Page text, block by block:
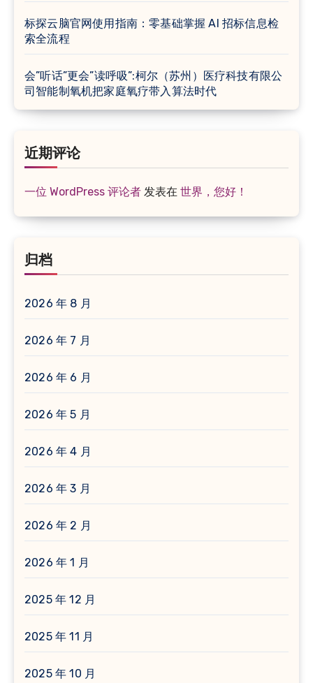
标探云脑官网使用指南：零基础掌握 AI 招标信息检
索全流程
会”听话”更会”读呼吸”:柯尔（苏州）医疗科技有限公
司智能制氧机把家庭氧疗带入算法时代
近期评论
一位 WordPress 评论者 发表在 世界，您好！
归档
2026 年 8 月
2026 年 7 月
2026 年 6 月
2026 年 5 月
2026 年 4 月
2026 年 3 月
2026 年 2 月
2026 年 1 月
2025 年 12 月
2025 年 11 月
2025 年 10 月